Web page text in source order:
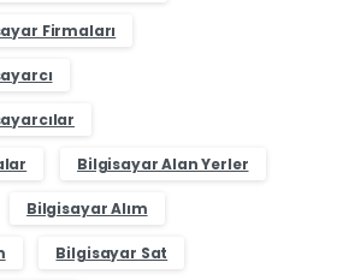
Firmaları
Bilgisayar Alan Yerler
Bilgisayar Alım
Bilgisayar Sat